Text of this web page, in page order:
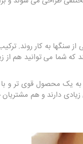
سنگها به کار روند.
شما می توانید هم از
یک محصول قوی تر و با
زیادی دارند و هم